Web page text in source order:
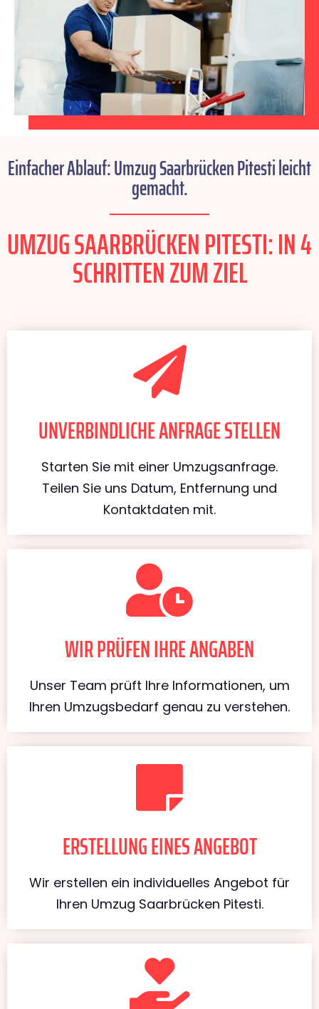
Einfacher Ablauf: Umzug Saarbrücken Pitesti leicht
gemacht.
UMZUG SAARBRÜCKEN PITESTI: IN 4
SCHRITTEN ZUM ZIEL
UNVERBINDLICHE ANFRAGE STELLEN
Starten Sie mit einer Umzugsanfrage.
Teilen Sie uns Datum, Entfernung und
Kontaktdaten mit.
WIR PRÜFEN IHRE ANGABEN
Unser Team prüft Ihre Informationen, um
Ihren Umzugsbedarf genau zu verstehen.
ERSTELLUNG EINES ANGEBOT
Wir erstellen ein individuelles Angebot für
Ihren Umzug Saarbrücken Pitesti.